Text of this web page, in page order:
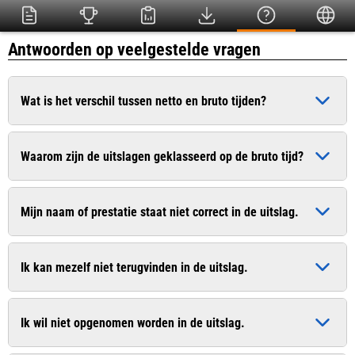
Antwoorden op veelgestelde vragen
Wat is het verschil tussen netto en bruto tijden?
De bruto tijd is de officiële tijd die ingaat op het moment dat
het startschot heeft geklonken. De netto tijd (chiptijd) is de
Waarom zijn de uitslagen geklasseerd op de bruto tijd?
Dit is conform het wedstrijdreglement van de Atletiekunie.
Bij sommige evenementen worden uitslagen van recreanten
Mijn naam of prestatie staat niet correct in de uitslag.
Geef dit door aan de organisatie. De contactgegevens vindt u
vaak op de website van de organisatie.
Ik kan mezelf niet terugvinden in de uitslag.
Geef dit door aan de organisatie. De contactgegevens vindt u
vaak op de website van de organisatie.
Ik wil niet opgenomen worden in de uitslag.